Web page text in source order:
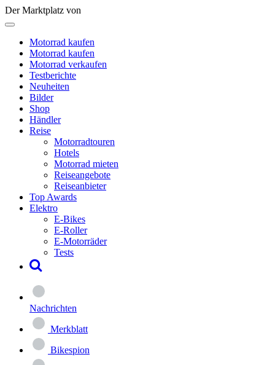
Der Marktplatz von
Motorrad kaufen
Motorrad kaufen
Motorrad verkaufen
Testberichte
Neuheiten
Bilder
Shop
Händler
Reise
Motorradtouren
Hotels
Motorrad mieten
Reiseangebote
Reiseanbieter
Top Awards
Elektro
E-Bikes
E-Roller
E-Motorräder
Tests
Nachrichten
Merkblatt
Bikespion